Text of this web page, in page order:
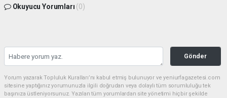
Okuyucu Yorumları (0)
Gönder
Yorum yazarak Topluluk Kuralları’nı kabul etmiş bulunuyor ve yeniurfagazetesi.com
sitesine yaptığınız yorumunuzla ilgili doğrudan veya dolaylı tüm sorumluluğu tek
başınıza üstleniyorsunuz. Yazılan tüm yorumlardan site yönetimi hiçbir şekilde